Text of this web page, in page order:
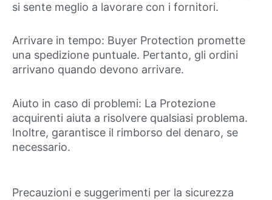
si sente meglio a lavorare con i fornitori.
Arrivare in tempo: Buyer Protection promette
una spedizione puntuale. Pertanto, gli ordini
arrivano quando devono arrivare.
Aiuto in caso di problemi: La Protezione
acquirenti aiuta a risolvere qualsiasi problema.
Inoltre, garantisce il rimborso del denaro, se
necessario.
Precauzioni e suggerimenti per la sicurezza